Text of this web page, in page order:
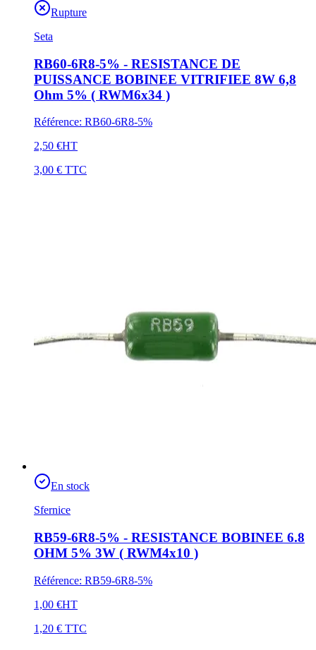
Rupture
Seta
RB60-6R8-5% - RESISTANCE DE
PUISSANCE BOBINEE VITRIFIEE 8W 6,8
Ohm 5% ( RWM6x34 )
Référence: RB60-6R8-5%
2,50 €HT
3,00 € TTC
En stock
Sfernice
RB59-6R8-5% - RESISTANCE BOBINEE 6.8
OHM 5% 3W ( RWM4x10 )
Référence: RB59-6R8-5%
1,00 €HT
1,20 € TTC